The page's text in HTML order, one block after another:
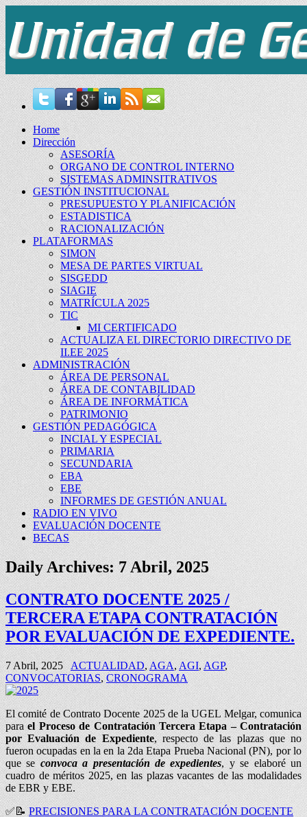
Home
Dirección
ASESORÍA
ORGANO DE CONTROL INTERNO
SISTEMAS ADMINSITRATIVOS
GESTIÓN INSTITUCIONAL
PRESUPUESTO Y PLANIFICACIÓN
ESTADISTICA
RACIONALIZACIÓN
PLATAFORMAS
SIMON
MESA DE PARTES VIRTUAL
SISGEDD
SIAGIE
MATRÍCULA 2025
TIC
MI CERTIFICADO
ACTUALIZA EL DIRECTORIO DIRECTIVO DE
II.EE 2025
ADMINISTRACIÓN
ÁREA DE PERSONAL
ÁREA DE CONTABILIDAD
ÁREA DE INFORMÁTICA
PATRIMONIO
GESTIÓN PEDAGÓGICA
INCIAL Y ESPECIAL
PRIMARIA
SECUNDARIA
EBA
EBE
INFORMES DE GESTIÓN ANUAL
RADIO EN VIVO
EVALUACIÓN DOCENTE
BECAS
Daily Archives:7 Abril, 2025
CONTRATO DOCENTE 2025 /
TERCERA ETAPA CONTRATACIÓN
POR EVALUACIÓN DE EXPEDIENTE.
7 Abril, 2025 ACTUALIDAD,AGA,AGI,AGP,
CONVOCATORIAS,CRONOGRAMA
El comité de Contrato Docente 2025 de la UGEL Melgar, comunica
parael Proceso de Contratación Tercera Etapa – Contratación
por Evaluación de Expediente, respecto de las plazas que no
fueron ocupadas en la en la 2da Etapa Prueba Nacional (PN), por lo
que seconvoca a presentación de expedientes, y se elaboré un
cuadro de méritos 2025, en las plazas vacantes de las modalidades
de EBR y EBE.
✅ 📝PRECISIONES PARA LA CONTRATACIÓN DOCENTE